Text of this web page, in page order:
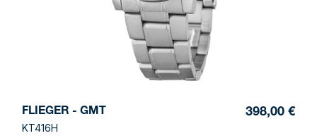
FLIEGER - GMT
KT416H
398,00 €